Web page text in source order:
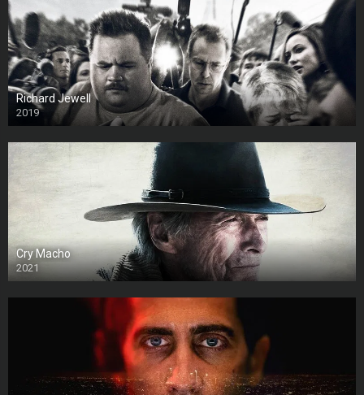
Richard Jewell
2019
Cry Macho
2021